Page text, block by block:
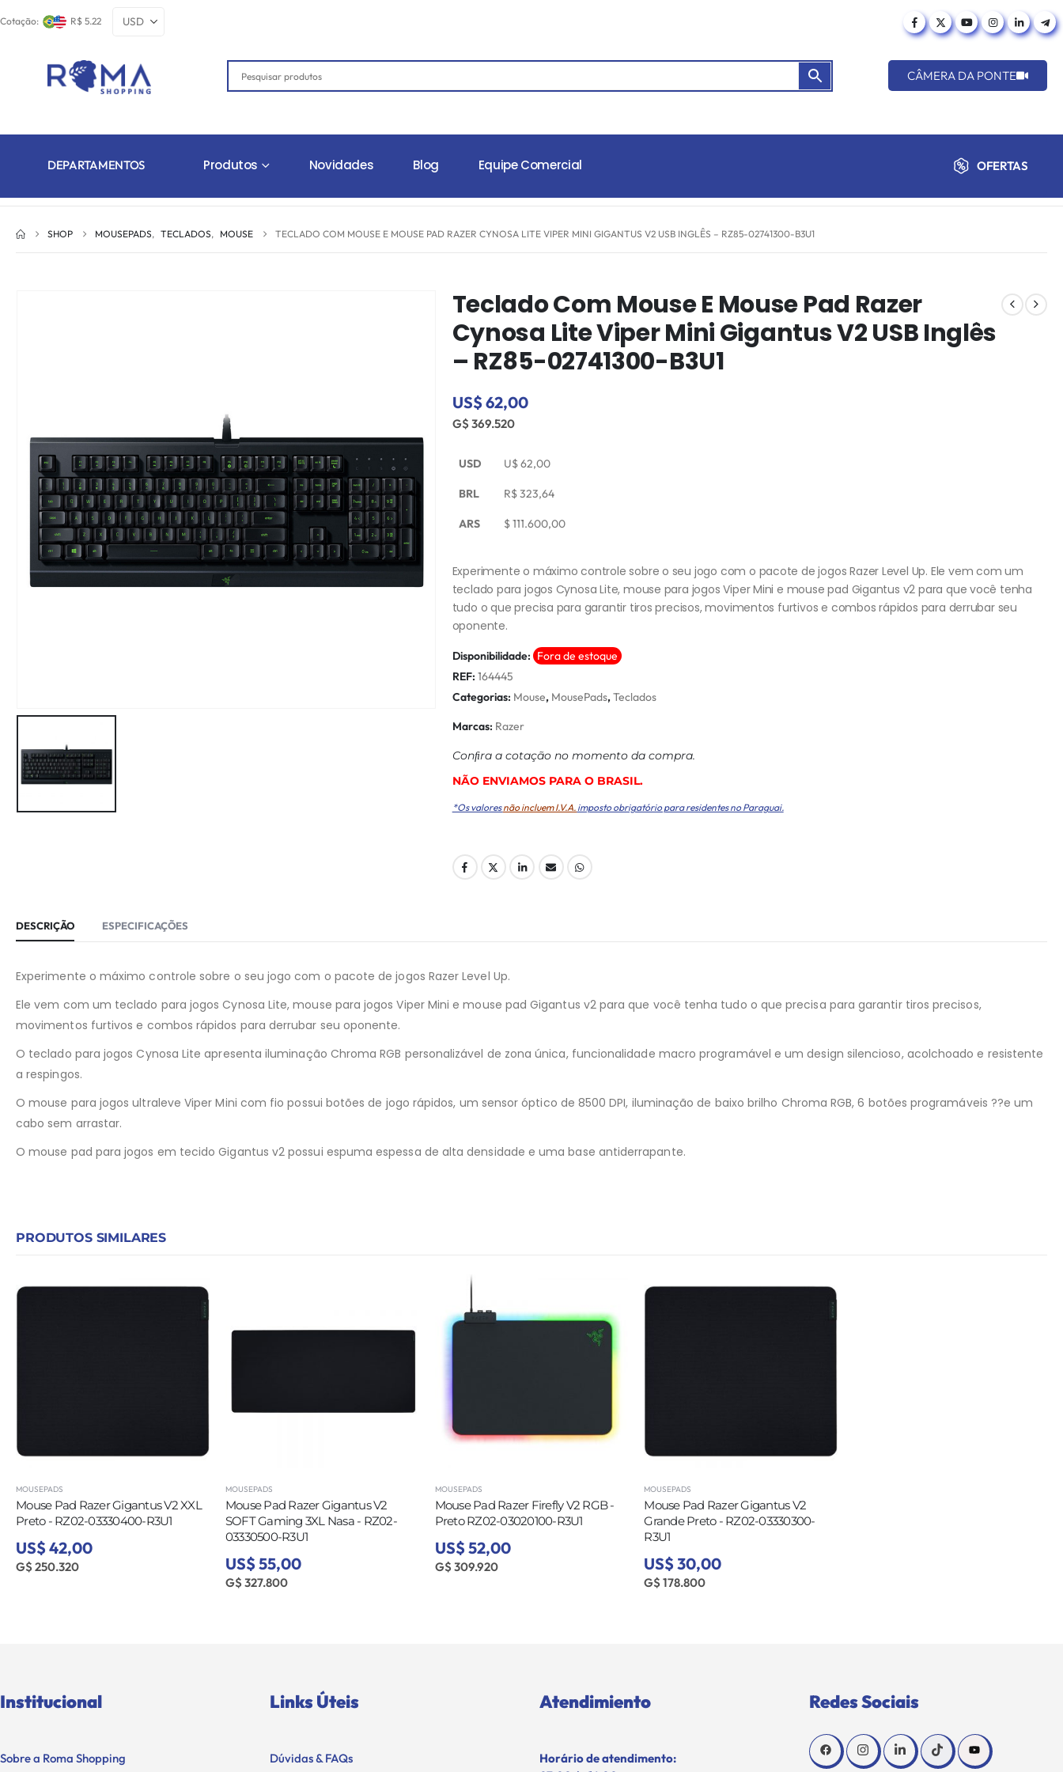
Cotação: R$ 5.22
CÂMERA DA PONTE
DEPARTAMENTOS Produtos Novidades Blog Equipe Comercial OFERTAS
SHOP MOUSEPADS, TECLADOS, MOUSE TECLADO COM MOUSE E MOUSE PAD RAZER CYNOSA LITE VIPER MINI GIGANTUS V2 USB INGLÊS – RZ85-02741300-B3U1
Teclado Com Mouse E Mouse Pad Razer
Cynosa Lite Viper Mini Gigantus V2 USB Inglês
– RZ85-02741300-B3U1
US$ 62,00
G$ 369.520
USD U$62,00
BRL R$323,64
ARS $111.600,00
Experimente o máximo controle sobre o seu jogo com o pacote de jogos Razer Level Up. Ele vem com um
teclado para jogos Cynosa Lite, mouse para jogos Viper Mini e mouse pad Gigantus v2 para que você tenha
tudo o que precisa para garantir tiros precisos, movimentos furtivos e combos rápidos para derrubar seu
oponente.
Disponibilidade: Fora de estoque
REF: 164445
Categorias: Mouse, MousePads,Teclados
Marcas: Razer
Conﬁra a cotação no momento da compra.
NÃO ENVIAMOS PARA O BRASIL.
*Os valoresnão incluem I.V.A. imposto obrigatório para residentes no Paraguai.
DESCRIÇÃO ESPECIFICAÇÕES
Experimente o máximo controle sobre o seu jogo com o pacote de jogos Razer Level Up.
Ele vem com um teclado para jogos Cynosa Lite, mouse para jogos Viper Mini e mouse pad Gigantus v2 para que você tenha tudo o que precisa para garantir tiros precisos,
movimentos furtivos e combos rápidos para derrubar seu oponente.
O teclado para jogos Cynosa Lite apresenta iluminação Chroma RGB personalizável de zona única, funcionalidade macro programável e um design silencioso, acolchoado e resistente
a respingos.
O mouse para jogos ultraleve Viper Mini com fio possui botões de jogo rápidos, um sensor óptico de 8500 DPI, iluminação de baixo brilho Chroma RGB, 6 botões programáveis ??e um
cabo sem arrastar.
O mouse pad para jogos em tecido Gigantus v2 possui espuma espessa de alta densidade e uma base antiderrapante.
PRODUTOS SIMILARES
MOUSEPADS
Mouse Pad Razer Gigantus V2 XXL
Preto - RZ02-03330400-R3U1
US$ 42,00
G$ 250.320
MOUSEPADS
Mouse Pad Razer Gigantus V2
SOFT Gaming 3XL Nasa - RZ02-
03330500-R3U1
US$ 55,00
G$ 327.800
MOUSEPADS
Mouse Pad Razer Firefly V2 RGB -
Preto RZ02-03020100-R3U1
US$ 52,00
G$ 309.920
MOUSEPADS
Mouse Pad Razer Gigantus V2
Grande Preto - RZ02-03330300-
R3U1
US$ 30,00
G$ 178.800
Institucional
Sobre a Roma Shopping
Links Úteis
Dúvidas & FAQs
Atendimiento
Horário de atendimento:
Redes Sociais